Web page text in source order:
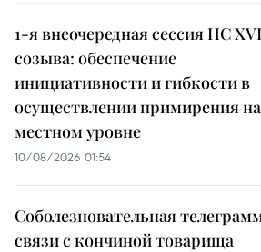
1-я внеочередная сессия НС XVI
созыва: обеспечение
инициативности и гибкости в
осуществлении примирения на
местном уровне
10/08/2026 01:54
Соболезновательная
связи с кончиной товарища